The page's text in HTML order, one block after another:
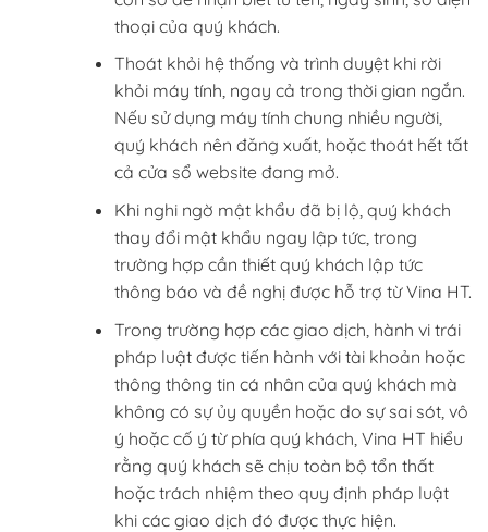
thoại của quý khách.
Thoát khỏi hệ thống và trình duyệt khi rời
khỏi máy tính, ngay cả trong thời gian ngắn.
Nếu sử dụng máy tính chung nhiều người,
quý khách nên đăng xuất, hoặc thoát hết tất
cả cửa sổ website đang mở.
Khi nghi ngờ mật khẩu đã bị lộ, quý khách
thay đổi mật khẩu ngay lập tức, trong
trường hợp cần thiết quý khách lập tức
thông báo và đề nghị được hỗ trợ từ Vina HT.
Trong trường hợp các giao dịch, hành vi trái
pháp luật được tiến hành với tài khoản hoặc
thông thông tin cá nhân của quý khách mà
không có sự ủy quyền hoặc do sự sai sót, vô
ý hoặc cố ý từ phía quý khách, Vina HT hiểu
rằng quý khách sẽ chịu toàn bộ tổn thất
hoặc trách nhiệm theo quy định pháp luật
khi các giao dịch đó được thực hiện.